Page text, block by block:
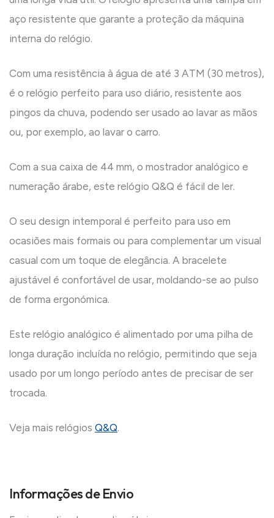
aço resistente que garante a proteção da máquina
interna do relógio.
Com uma resistência à água de até 3 ATM (30 metros),
é o relógio perfeito para uso diário, resistente aos
pingos da chuva, podendo ser usado ao lavar as mãos
ou, por exemplo, ao lavar o carro.
Com a sua caixa de 44 mm, o mostrador analógico e
numeração árabe, este relógio Q&Q é fácil de ler.
O seu design intemporal é perfeito para uso em
ocasiões mais formais ou para complementar um visual
casual com um toque de elegância. A bracelete
ajustável é confortável de usar, moldando-se ao pulso
de forma ergonómica.
Este relógio analógico é alimentado por uma pilha de
longa duração incluída no relógio, permitindo que seja
usado por um longo período antes de precisar de ser
trocada.
Veja mais relógios Q&Q.
Informações de Envio